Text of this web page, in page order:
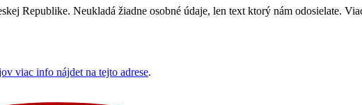
Republike. Neukladá žiadne osobné údaje, len text ktorý nám odosielate.
viac info nájdet na tejto adrese.